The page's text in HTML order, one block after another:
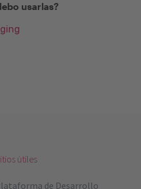
usarlas?
útiles
de Desarrollo